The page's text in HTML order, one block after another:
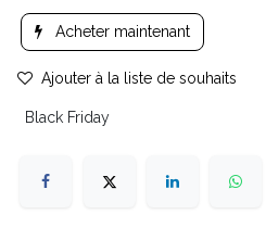
Acheter maintenant
Ajouter à la liste de souhaits
Black Friday